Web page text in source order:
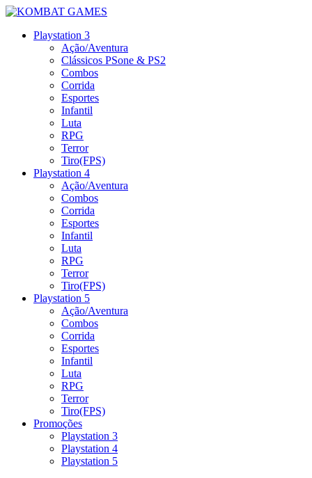
Playstation 3
Ação/Aventura
Clássicos PSone & PS2
Combos
Corrida
Esportes
Infantil
Luta
RPG
Terror
Tiro(FPS)
Playstation 4
Ação/Aventura
Combos
Corrida
Esportes
Infantil
Luta
RPG
Terror
Tiro(FPS)
Playstation 5
Ação/Aventura
Combos
Corrida
Esportes
Infantil
Luta
RPG
Terror
Tiro(FPS)
Promoções
Playstation 3
Playstation 4
Playstation 5